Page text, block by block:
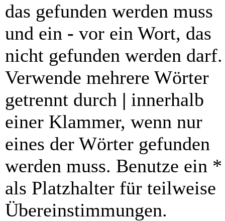
das gefunden werden muss
und ein - vor ein Wort, das
nicht gefunden werden darf.
Verwende mehrere Wörter
getrennt durch | innerhalb
einer Klammer, wenn nur
eines der Wörter gefunden
werden muss. Benutze ein *
als Platzhalter für teilweise
Übereinstimmungen.